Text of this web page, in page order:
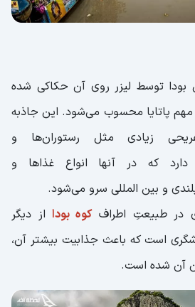
بودا توسط لیزر روی آن حکاکی شده
پاتایا محسوب می‌شود. این جاذبه
زیادی مثل رستوران‌ها و
که در آنها انواع غذاها و
و بین المللی سرو می‌شود.
در طبیعتِ اطرافکوه بودااز دیگر
است که باعث جذابیت بیشتر آن،
آن شده است.